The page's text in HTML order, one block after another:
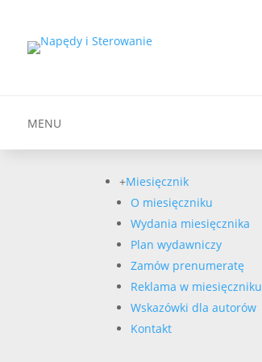
MENU
+Miesięcznik
O miesięczniku
Wydania miesięcznika
Plan wydawniczy
Zamów prenumeratę
Reklama w miesięczniku
Wskazówki dla autorów
Kontakt